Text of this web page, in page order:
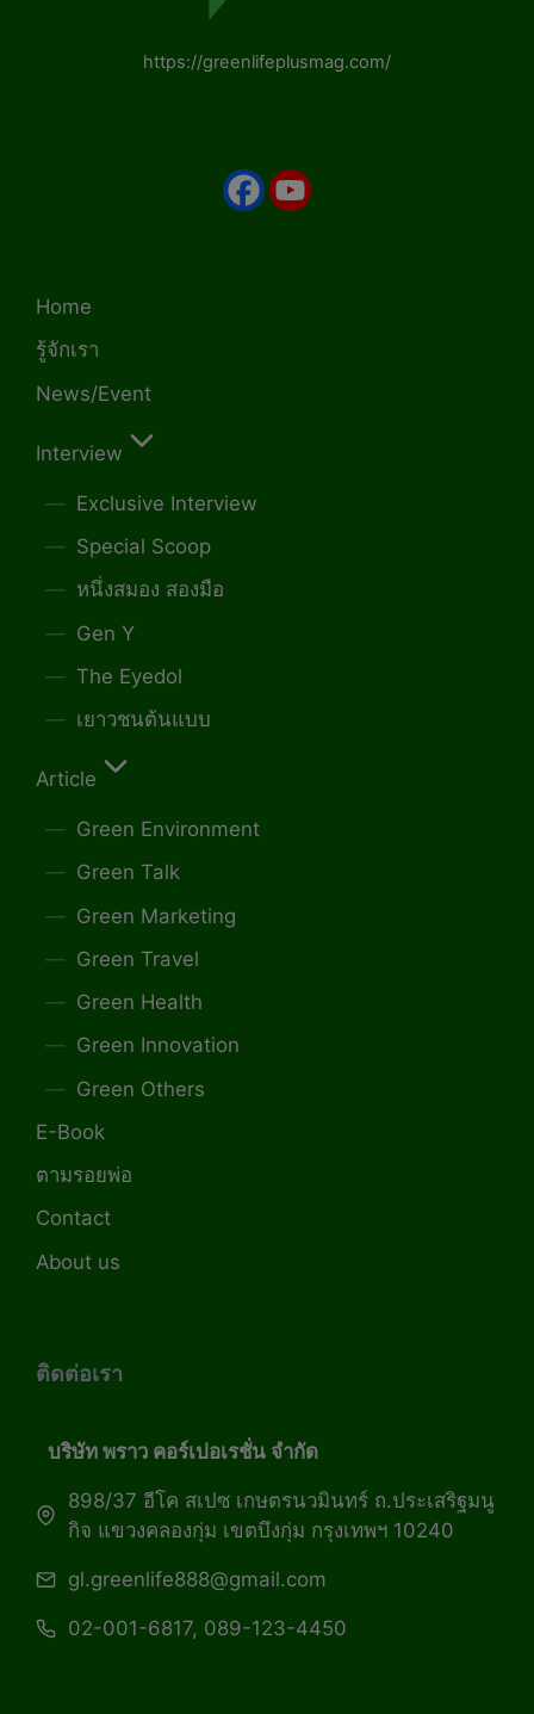
https://greenlifeplusmag.com/
Home
รู้จักเรา
News/Event
Interview
Exclusive Interview
Special Scoop
หนึ่งสมอง สองมือ
Gen Y
The Eyedol
เยาวชนต้นแบบ
Article
Green Environment
Green Talk
Green Marketing
Green Travel
Green Health
Green Innovation
Green Others
E-Book
ตามรอยพ่อ
Contact
About us
ติดต่อเรา
บริษัท พราว คอร์เปอเรชั่น จำกัด
898/37 อีโค สเปซ เกษตรนวมินทร์ ถ.ประเสริฐมนู
กิจ แขวงคลองกุ่ม เขตบึงกุ่ม กรุงเทพฯ 10240
gl.greenlife888@gmail.com
02-001-6817, 089-123-4450